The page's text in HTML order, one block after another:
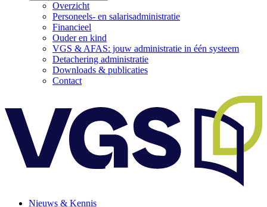
Overzicht
Personeels- en salarisadministratie
Financieel
Ouder en kind
VGS & AFAS: jouw administratie in één systeem
Detachering administratie
Downloads & publicaties
Contact
Nieuws & Kennis